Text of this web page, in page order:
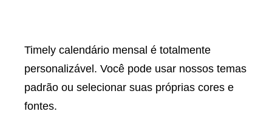
Timely calendário mensal é totalmente
personalizável. Você pode usar nossos temas
padrão ou selecionar suas próprias cores e
fontes.